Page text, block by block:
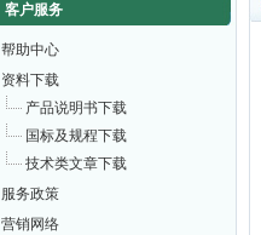
客户服务
帮助中心
资料下载
产品说明书下载
国标及规程下载
技术类文章下载
服务政策
营销网络